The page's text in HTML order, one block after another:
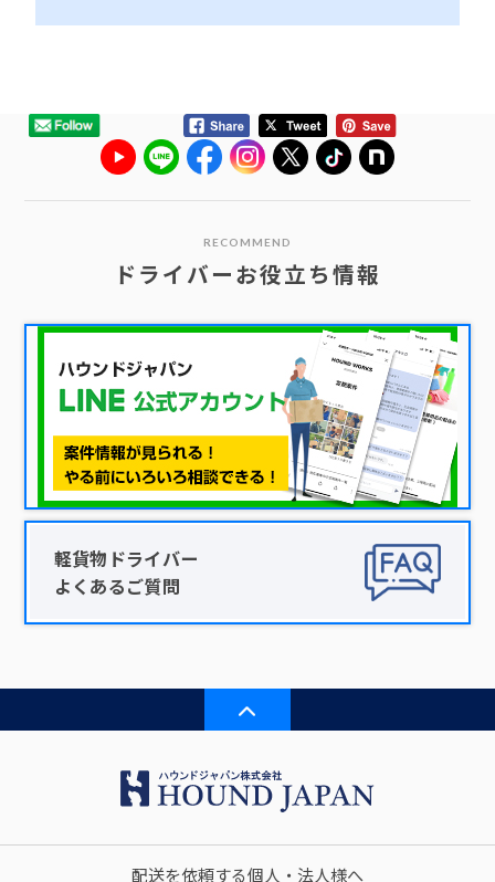
RECOMMEND
ドライバーお役立ち情報
軽貨物ドライバー
よくあるご質問
配送を依頼する個人・法人様へ